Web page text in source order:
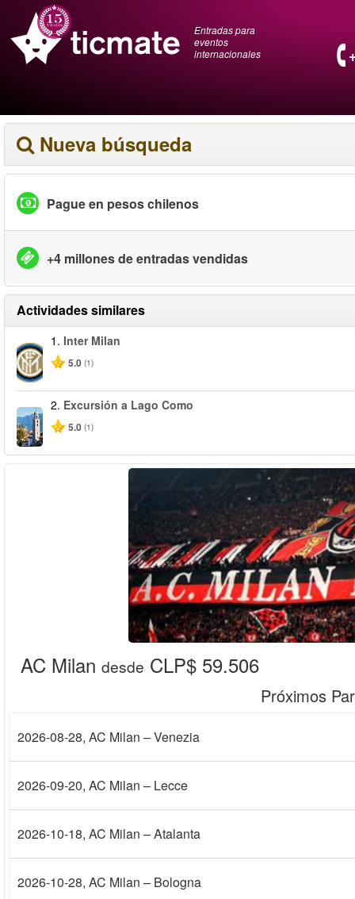
Entradas para
eventos
internacionales
Nueva búsqueda
Pague en pesos chilenos
+4 millones de entradas vendidas
Actividades similares
1. Inter Milan
5.0 (1)
2. Excursión a Lago Como
5.0 (1)
AC Milan desde CLP$ 59.506
Próximos
2026-08-28, AC Milan – Venezia
2026-09-20, AC Milan – Lecce
2026-10-18, AC Milan – Atalanta
2026-10-28, AC Milan – Bologna